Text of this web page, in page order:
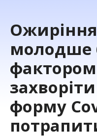
Ожиріння
молодше
форму